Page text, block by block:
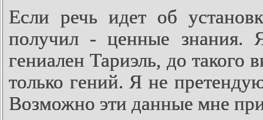
Если речь идет об
получил - ценные знания.
гениален Тариэль, до такого
только гений. Я не
Возможно эти данные мне